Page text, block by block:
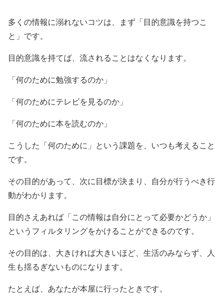
多くの情報に溺れないコツは、まず「目的意識を持つこ
と」です。
目的意識を持てば、流されることはなくなります。
「何のために勉強するのか」
「何のためにテレビを見るのか」
「何のために本を読むのか」
こうした「何のために」という課題を、いつも考えること
です。
その目的があって、次に目標が決まり、自分が行うべき行
動がわかります。
目的さえあれば「この情報は自分にとって必要かどうか」
というフィルタリングをかけることができるのです。
その目的は、大きければ大きいほど、生活のみならず、人
生も揺るぎないものになります。
たとえば、あなたが本屋に行ったときです。